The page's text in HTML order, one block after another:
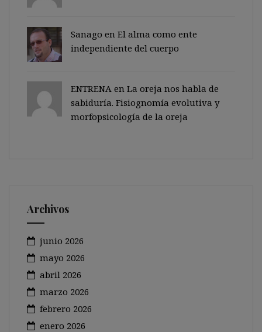
Sanago en El alma como ente
independiente del cuerpo
ENTRENA en La oreja nos habla de
sabiduría. Fisiognomía evolutiva y
morfopsicología de la oreja
Archivos
junio 2026
mayo 2026
abril 2026
marzo 2026
febrero 2026
enero 2026